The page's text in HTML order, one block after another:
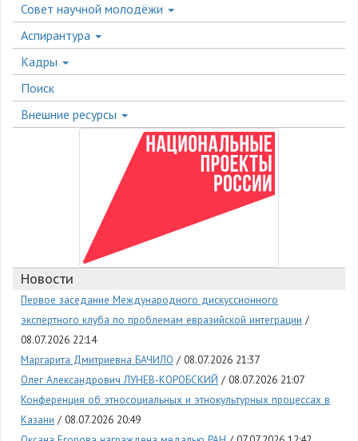
Совет научной молодёжи
Аспирантура
Кадры
Поиск
Внешние ресурсы
Новости
Первое заседание Международного дискуссионного
экспертного клуба по проблемам евразийской интеграции
08.07.2026 22:14
Маргарита Дмитриевна БАЧИЛО
08.07.2026 21:37
Олег Александрович ЛУНЕВ-КОРОБСКИЙ
08.07.2026 21:07
Конференция об этносоциальных и этнокультурных процессах в
Казани
08.07.2026 20:49